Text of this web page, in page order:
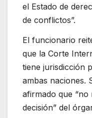
el Estado de
de conflictos”.
El funcionario
que la Corte
tiene jurisdicción
ambas naciones.
afirmado que
decisión” del